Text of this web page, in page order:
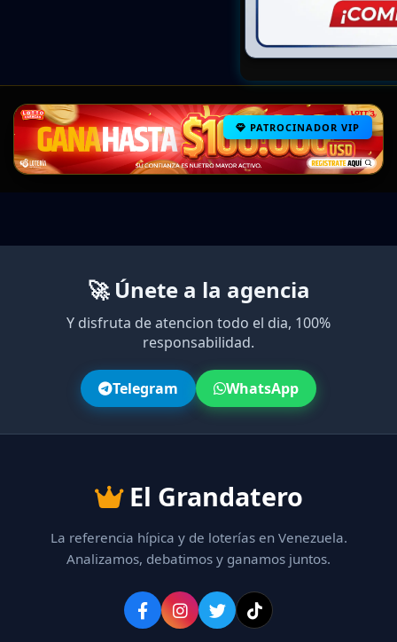
PATROCINADOR VIP
🚀 Únete a la agencia
Y disfruta de atencion todo el dia, 100%
responsabilidad.
Telegram WhatsApp
El Grandatero
La referencia hípica y de loterías en Venezuela.
Analizamos, debatimos y ganamos juntos.